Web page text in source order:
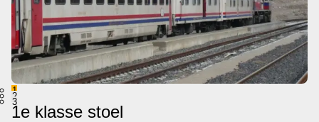
1
2
3
1e klasse stoel